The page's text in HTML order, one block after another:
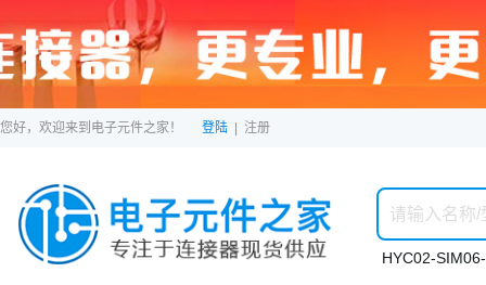
您好，欢迎来到电子元件之家！ 登陆 注册
HYC02-